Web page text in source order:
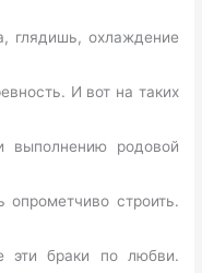
глядишь, охлаждение
И вот на таких
выполнению родовой
строить.
эти браки по любви.